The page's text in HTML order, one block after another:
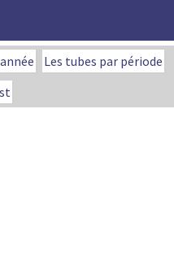
Les tubes par période